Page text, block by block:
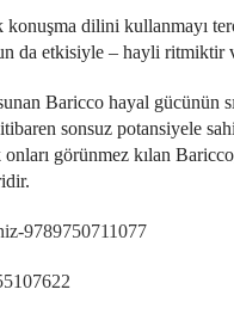
dilini kullanmayı
da etkisiyle – hayli
Baricco hayal gücünün
sonsuz potansiyele
görünmez kılan
9789750711077